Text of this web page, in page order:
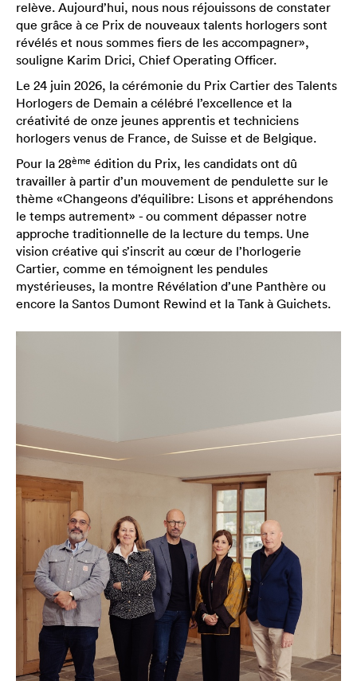
relève. Aujourd’hui, nous nous réjouissons de constater
que grâce à ce Prix de nouveaux talents horlogers sont
révélés et nous sommes fiers de les accompagner»,
souligne Karim Drici, Chief Operating Officer.
Le 24 juin 2026, la cérémonie du Prix Cartier des Talents
Horlogers de Demain a célébré l’excellence et la
créativité de onze jeunes apprentis et techniciens
horlogers venus de France, de Suisse et de Belgique.
Pour la 28ème édition du Prix, les candidats ont dû
travailler à partir d’un mouvement de pendulette sur le
thème «Changeons d’équilibre: Lisons et appréhendons
le temps autrement» - ou comment dépasser notre
approche traditionnelle de la lecture du temps. Une
vision créative qui s’inscrit au cœur de l’horlogerie
Cartier, comme en témoignent les pendules
mystérieuses, la montre Révélation d’une Panthère ou
encore la Santos Dumont Rewind et la Tank à Guichets.